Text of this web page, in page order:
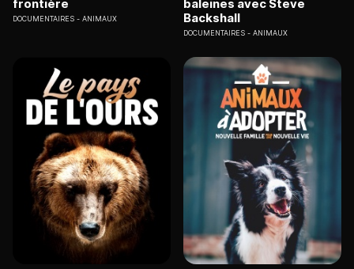
frontière
DOCUMENTAIRES ANIMAUX
baleines avec Steve
Backshall
DOCUMENTAIRES ANIMAUX